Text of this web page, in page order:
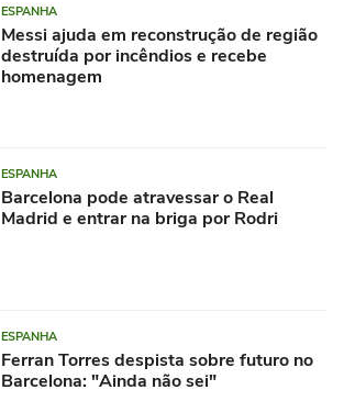
ESPANHA
Messi ajuda em reconstrução de região
destruída por incêndios e recebe
homenagem
ESPANHA
Barcelona pode atravessar o Real
Madrid e entrar na briga por Rodri
ESPANHA
Ferran Torres despista sobre futuro no
Barcelona: "Ainda não sei"